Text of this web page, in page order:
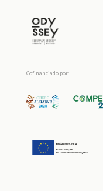
Cofinanciado por: